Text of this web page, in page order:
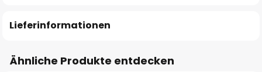
Lieferinformationen
Ähnliche Produkte entdecken